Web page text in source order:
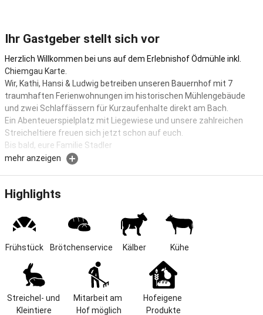
Ihr Gastgeber stellt sich vor
Herzlich Willkommen bei uns auf dem Erlebnishof Ödmühle inkl.
Chiemgau Karte.
Wir, Kathi, Hansi & Ludwig betreiben unseren Bauernhof mit 7
traumhaften Ferienwohnungen im historischen Mühlengebäude
und zwei Schlaffässern für Kurzaufenhalte direkt am Bach.
Ein Abenteuerspielplatz mit Liegewiese und unsere zahlreichen
Streicheltiere freuen sich jetzt schon auf euch.
Bis bald, eure Familie Stadler
Dein Traumurlaub für die ganze Familie inkl. Chiemgau Karte
Familienfreundlicher Bauernhof mit riesigem Kinderspielplatz
inklusive Chiemgau Karte: Euren individuellen Traumurlaub in den
Chiemgauer Alpen verbringt ihr in den komfortablen
Ferienwohnungen in der Ödmühle. Wir sind einzigartig im Chiemgau:
ihr wohnt in einem historischen Mühlengebäude und könnt euch
auf der großen Liegewiese, direkt am Spielplatz, entspannen oder
austoben.
Wohnen in der historischen Mühle
Unsere Ferienwohnungen befinden sich in einem einmaligen
mehr anzeigen
Highlights
Frühstück Brötchenservice Kälber Kühe
Streichel- und
Kleintiere
Mitarbeit am
Hof möglich
Hofeigene
Produkte